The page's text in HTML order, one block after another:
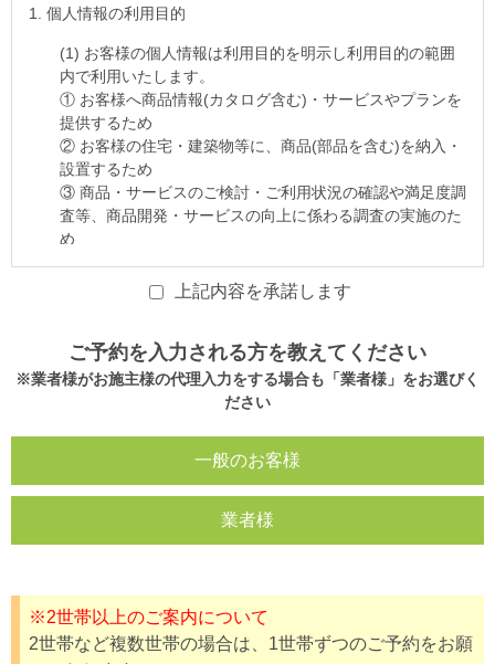
上記内容を承諾します
ご予約を入力される方を教えてください
※業者様がお施主様の代理入力をする場合も「業者様」をお選びく
ださい
一般のお客様
業者様
※2世帯以上のご案内について
2世帯など複数世帯の場合は、1世帯ずつのご予約をお願